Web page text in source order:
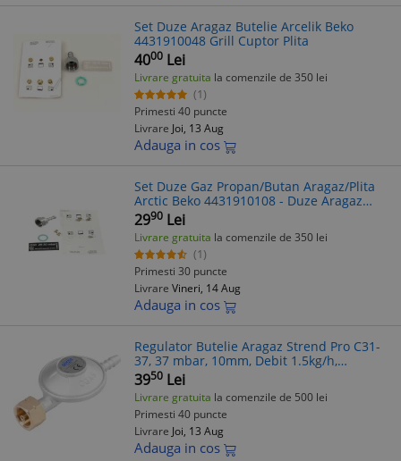
Set Duze Aragaz Butelie Arcelik Beko
4431910048 Grill Cuptor Plita
4000 Lei
Livrare gratuita la comenzile de 350 lei
(1)
Primesti 40 puncte
Livrare Joi, 13 Aug
Adauga in cos
Set Duze Gaz Propan/Butan Aragaz/Plita
Arctic Beko 4431910108 - Duze Aragaz
Butelie Beko
2990 Lei
Livrare gratuita la comenzile de 350 lei
(1)
Primesti 30 puncte
Livrare Vineri, 14 Aug
Adauga in cos
Regulator Butelie Aragaz Strend Pro C31-
37, 37 mbar, 10mm, Debit 1.5kg/h,
Presiune Max 7.5 bar
3950 Lei
Livrare gratuita la comenzile de 500 lei
Primesti 40 puncte
Livrare Joi, 13 Aug
Adauga in cos